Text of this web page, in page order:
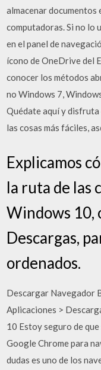
almacenar documentos
computadoras. Si no lo
en el panel de
ícono de OneDrive del
conocer los métodos
no Windows 7,
Quédate aquí y
las cosas más fáciles,
Explicamos
la ruta de las
Windows 10,
Descargas,
ordenados.
Descargar Navegador
Aplicaciones >
10 Estoy seguro de
Google Chrome para
dudas es uno de los